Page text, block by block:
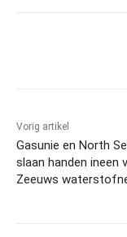
Vorig artikel
Gasunie en North
slaan handen ineen
Zeeuws